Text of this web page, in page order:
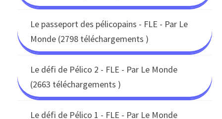
Le passeport des pélicopains - FLE - Par Le
Monde (2798 téléchargements )
Le défi de Pélico 2 - FLE - Par Le Monde
(2663 téléchargements )
Le défi de Pélico 1 - FLE - Par Le Monde